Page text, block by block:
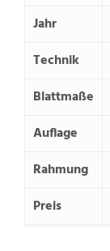
Jahr
Technik
Blattmaße
Auflage
Rahmung
Preis